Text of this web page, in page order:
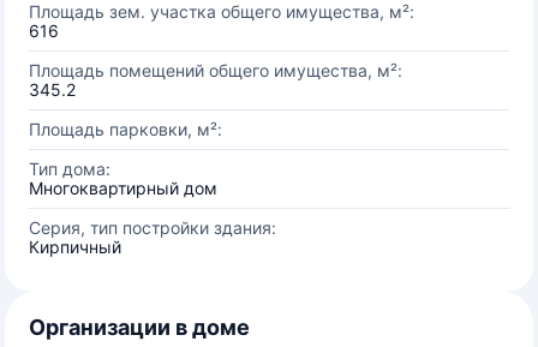
Площадь зем. участка общего имущества, м²:
616
Площадь помещений общего имущества, м²:
345.2
Площадь парковки, м²:
Тип дома:
Многоквартирный дом
Серия, тип постройки здания:
Кирпичный
Организации в доме